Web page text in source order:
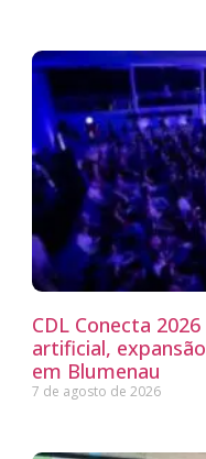
CDL Conecta
artificial,
em Blumenau
7 de agosto de 2026